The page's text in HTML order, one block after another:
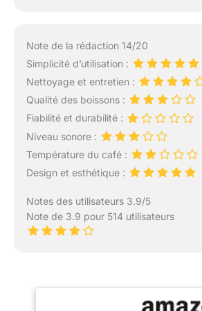
Note de la rédaction 14/20
Simplicité d’utilisation :
Nettoyage et entretien :
Qualité des boissons :
Fiabilité et durabilité :
Niveau sonore :
Température du café :
Design et esthétique :
Notes des utilisateurs 3.9/5
Note de 3.9 pour 514 utilisateurs